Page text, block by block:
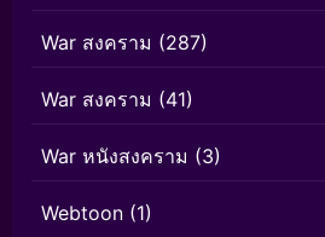
War สงคราม (287)
War สงคราม (41)
War หนังสงคราม (3)
Webtoon (1)